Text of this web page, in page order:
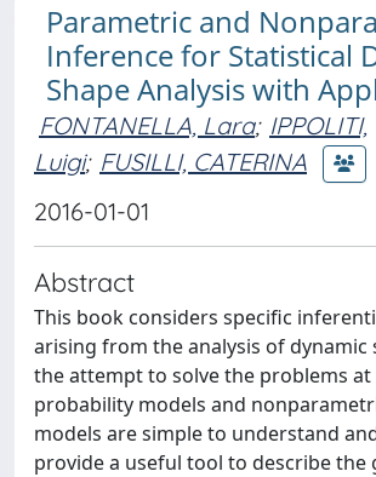
Parametric and
Inference for Statistical
Shape Analysis with
FONTANELLA, Lara; IPPOLITI,
Luigi; FUSILLI, CATERINA
2016-01-01
Abstract
This book considers specific
arising from the analysis of dynamic
the attempt to solve the problems at
probability models and
models are simple to understand
provide a useful tool to describe the